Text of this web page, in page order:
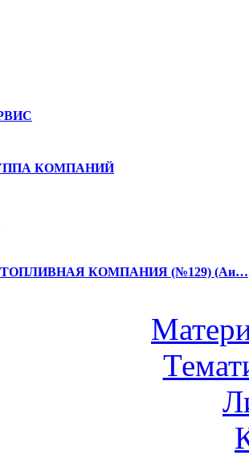
КОМПАНИЙ
КОМПАНИЯ (№129) (Аи…